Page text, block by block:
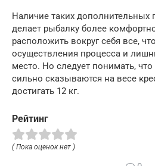
Наличие таких дополнительных
делает рыбалку более
расположить вокруг себя все,
осуществления процесса и
место. Но следует понимать,
сильно сказываются на весе
достигать 12 кг.
Рейтинг
( Пока оценок нет )